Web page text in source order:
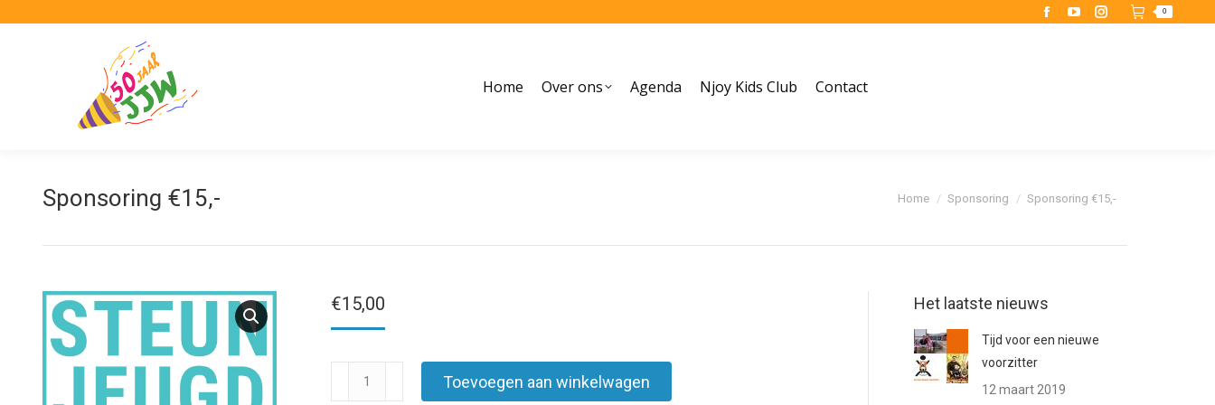
Facebook
YouTubeInstagram
0
Home Over ons Agenda Njoy Kids Club Contact
Sponsoring €15,- Je bent hier:
Home Sponsoring Sponsoring €15,-
€15,00
Sponsoring
€15,-
Toevoegen aan winkelwagen
Het laatste nieuws
Tijd voor een nieuwe
voorzitter
12 maart 2019